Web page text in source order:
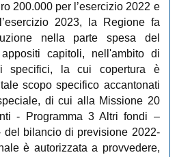
200.000 per l’esercizio 2022 e
2023, la Regione fa
nella parte spesa del
capitoli, nell'ambito di
specifici, la cui copertura è
scopo specifico accantonati
di cui alla Missione 20
- Programma 3 Altri fondi –
del bilancio di previsione 2022-
è autorizzata a provvedere,